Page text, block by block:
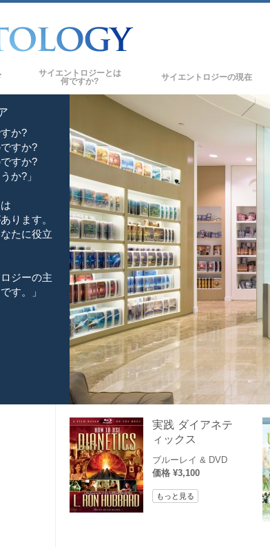
サイエントロジーとは
何ですか?
サイエントロジーの信条と規律
サイエントロジストたちが語るサイエント
ロジー
サイエントロジストに会いましょう
教会の内部
サイエントロジーの基本原理
ダイアネティックスの紹介
愛と憎しみ ―
偉大さとは何か?
サイエントロジーの現在
サイエントロジー教会
新しい
サイエントロジー教会
上級
オーガニゼーション
フラッグ･ランド･ベース
フリーウィンズ
サイエントロジーを
世界にもたらす
デビッド･ミスキャベッジ･サイエ
ーの教会指導者
か?
すか?
すか?
か?」
ります。
たに役立
ジーの主
す。」
実践 ダイアネテ
ィックス
ブルーレイ & DVD
価格 ¥3,100
もっと見る